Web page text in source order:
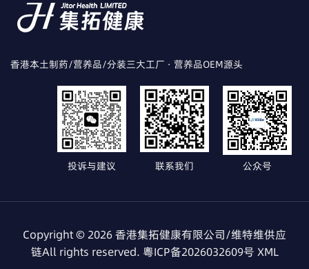
香港本土制药/营养品/分装三大工厂 · 营养品OEM源头
公众号
联系我们
投诉与建议
Copyright © 2026 香港集拓健康有限公司/维特维供应
链All rights reserved. 粵ICP备2026032609号 XML